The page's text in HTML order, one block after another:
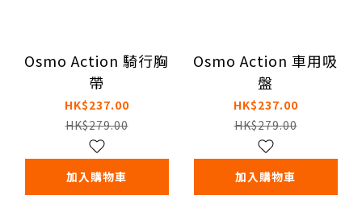
Osmo Action 騎行胸
帶
HK$237.00
HK$279.00
加入購物車
Osmo Action 車用吸
盤
HK$237.00
HK$279.00
加入購物車